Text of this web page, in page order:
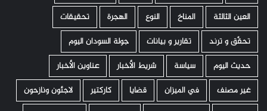
العين الثالثة
المناخ النوع الهجرة
تحقيقات
تحقّق و ترند
تقارير و بيانات
جولة السودان اليوم
حديث اليوم
سياسة شريط الأخبار
عناوين الأخبار
غير مصنف
في الميزان قضايا كاركتير
لاجئون ونازحون